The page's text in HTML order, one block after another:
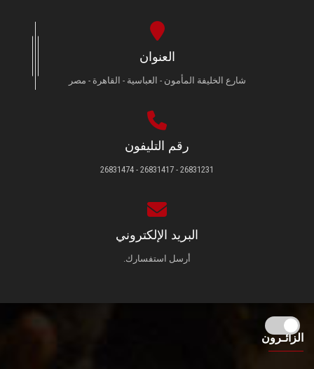
العنوان
شارع الخليفة المأمون - العباسية - القاهرة - مصر
رقم التليفون
26831231 - 26831417 - 26831474
البريد الإلكتروني
أرسل استفسارك.
الزائـرون